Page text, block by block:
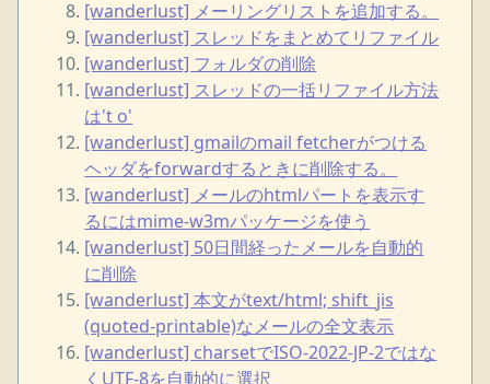
[wanderlust] メーリングリストを追加する。
[wanderlust] スレッドをまとめてリファイル
[wanderlust] フォルダの削除
[wanderlust] スレッドの一括リファイル方法
は't o'
[wanderlust] gmailのmail fetcherがつける
ヘッダをforwardするときに削除する。
[wanderlust] メールのhtmlパートを表示す
るにはmime-w3mパッケージを使う
[wanderlust] 50日間経ったメールを自動的
に削除
[wanderlust] 本文がtext/html; shift_jis
(quoted-printable)なメールの全文表示
[wanderlust] charsetでISO-2022-JP-2ではな
くUTF-8を自動的に選択